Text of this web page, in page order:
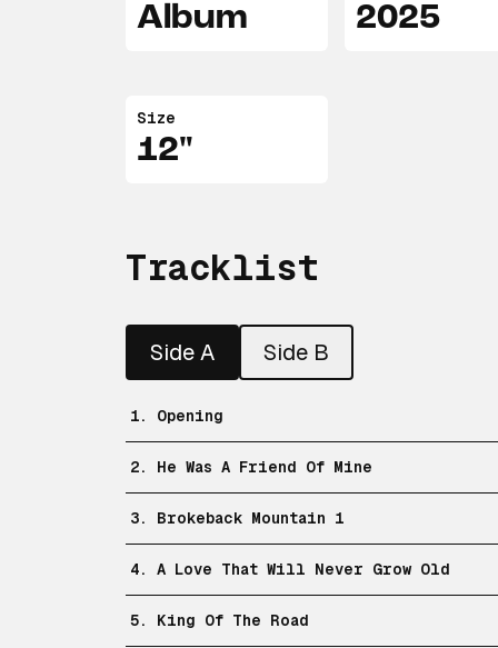
Album 2025
Size
12"
Tracklist
Side A Side B
1. Opening
2. He Was A Friend Of Mine
3. Brokeback Mountain 1
4. A Love That Will Never Grow Old
5. King Of The Road